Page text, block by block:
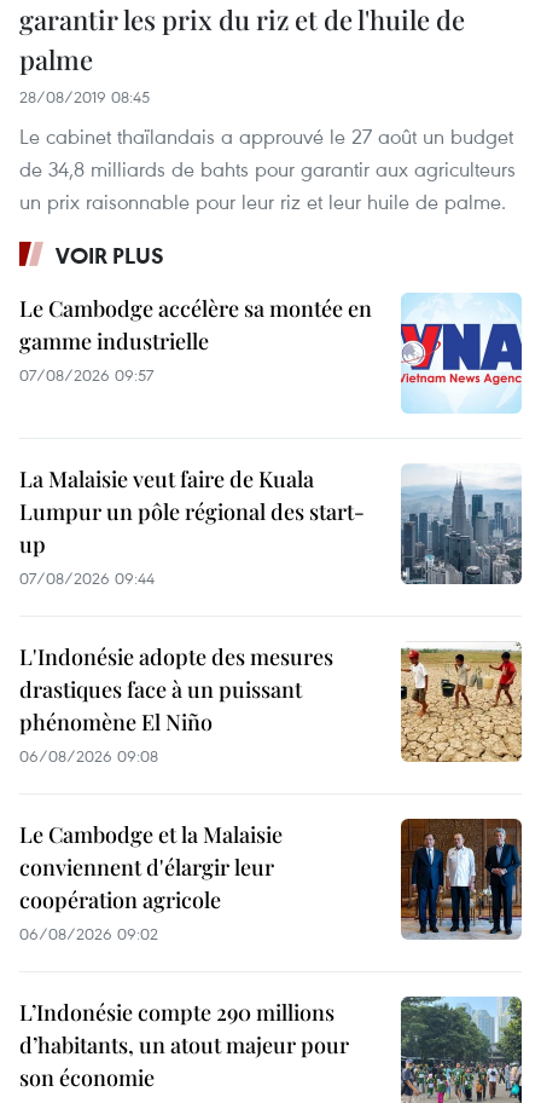
garantir les prix du riz et de l'huile de
palme
28/08/2019 08:45
Le cabinet thaïlandais a approuvé le 27 août un budget
de 34,8 milliards de bahts pour garantir aux agriculteurs
un prix raisonnable pour leur riz et leur huile de palme.
VOIR PLUS
Le Cambodge accélère sa montée en
gamme industrielle
07/08/2026 09:57
La Malaisie veut faire de Kuala
Lumpur un pôle régional des start-
up
07/08/2026 09:44
L'Indonésie adopte des mesures
drastiques face à un puissant
phénomène El Niño
06/08/2026 09:08
Le Cambodge et la Malaisie
conviennent d'élargir leur
coopération agricole
06/08/2026 09:02
L’Indonésie compte 290 millions
d’habitants, un atout majeur pour
son économie